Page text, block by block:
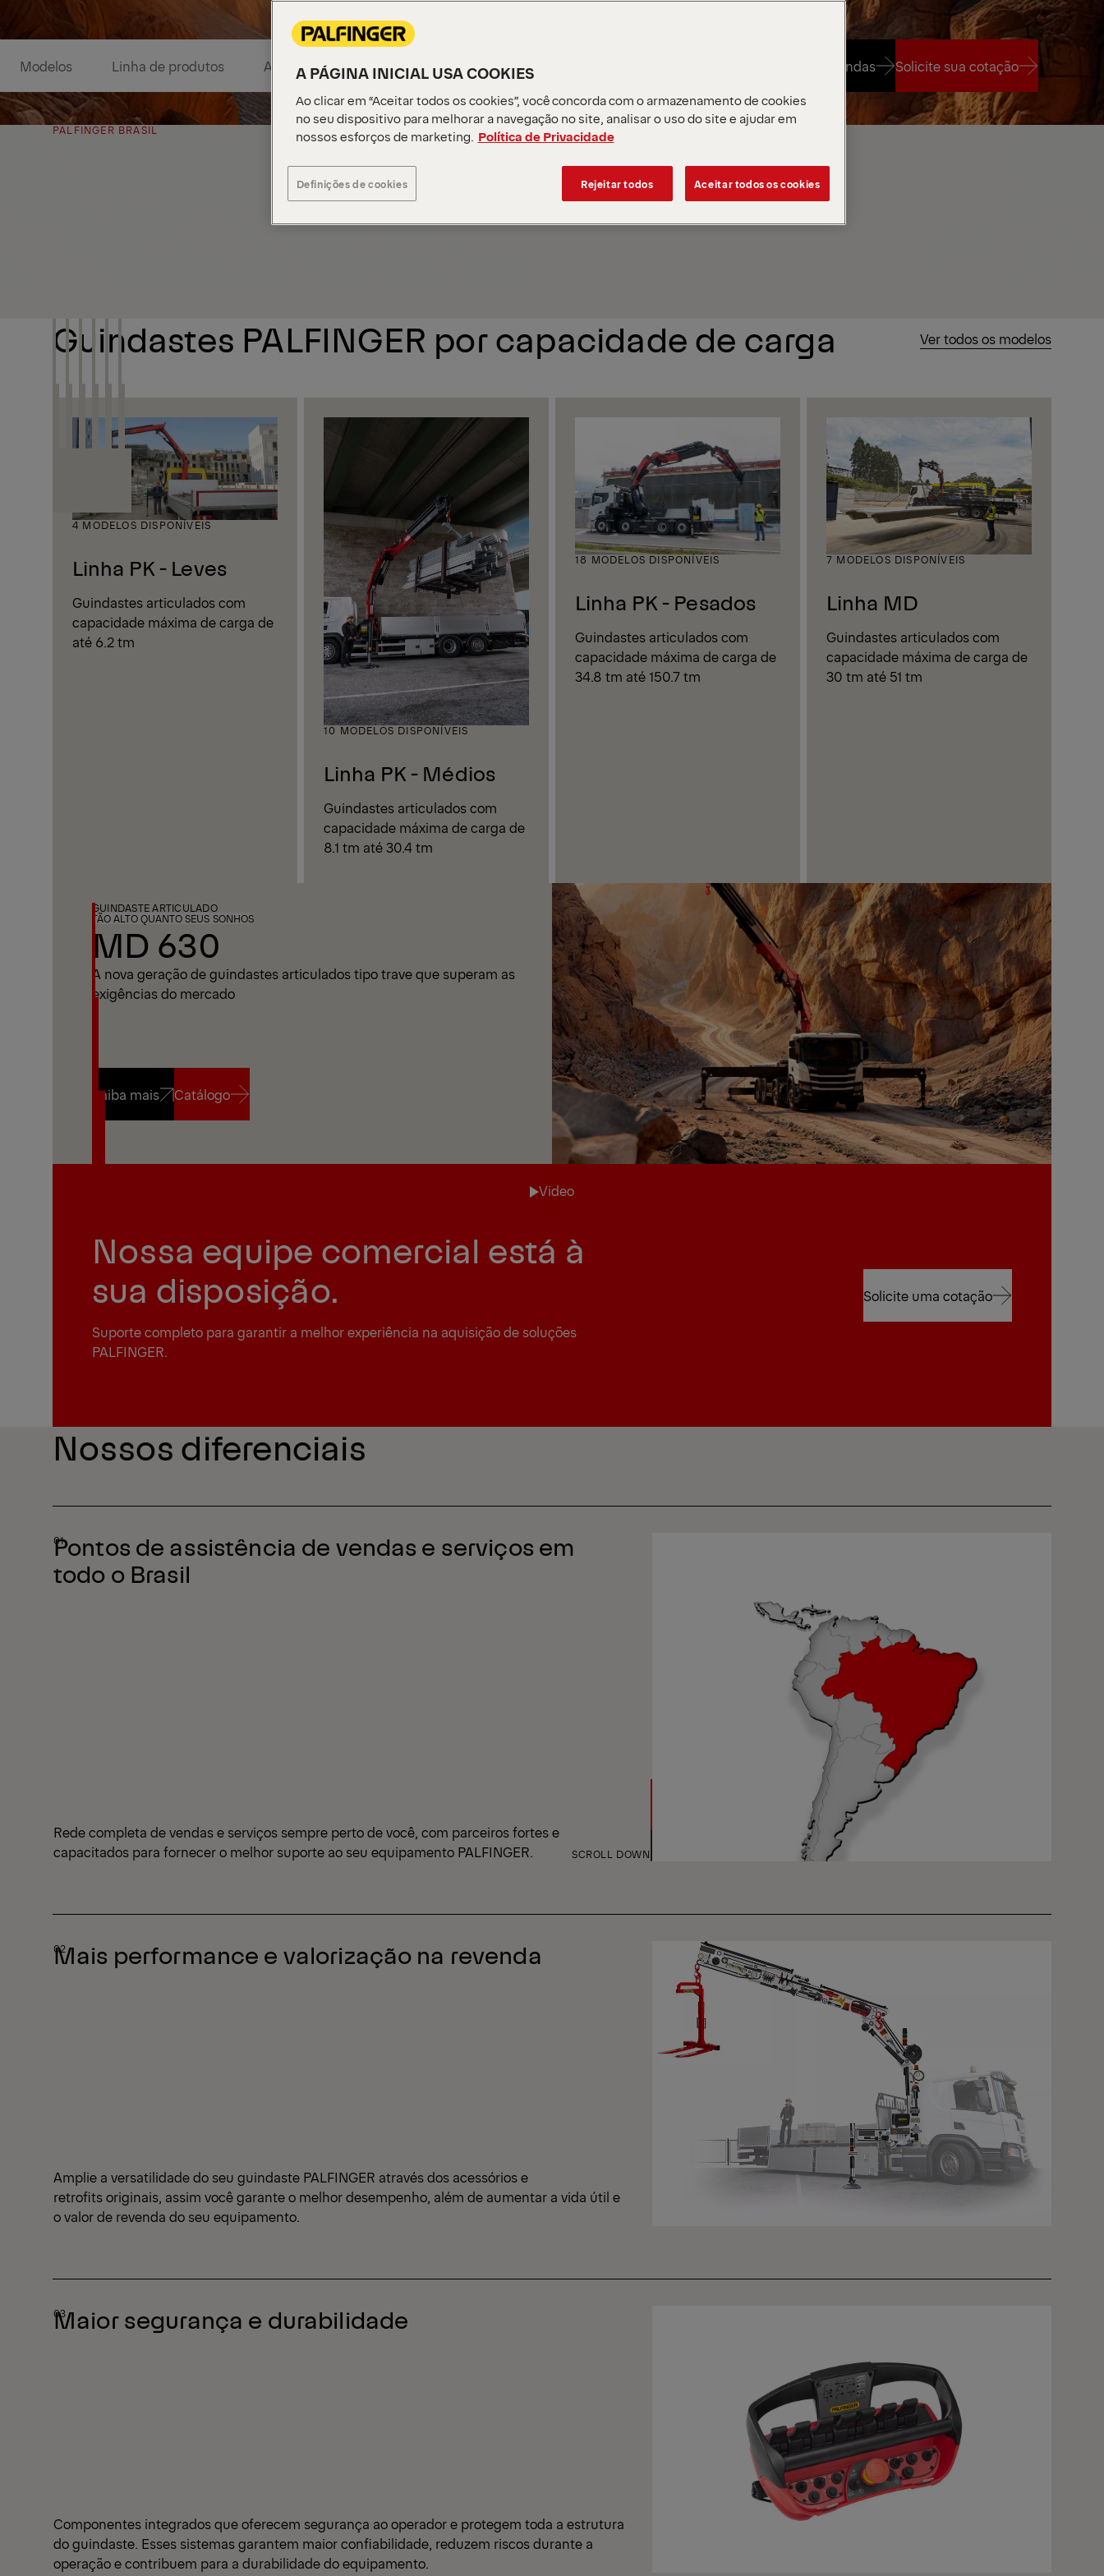
Modelos Linha de produtos Acessórios Financiamento Estudo de Integração Parceiro de vendas
Parceiro de vendas
Solicite sua cotação
Solicite sua cotação
PALFINGER BRASIL
Guindastes PALFINGER por capacidade de carga Ver todos os modelos
4 MODELOS DISPONÍVEIS
Linha PK - Leves
Guindastes articulados com
capacidade máxima de carga de
até 6.2 tm
10 MODELOS DISPONÍVEIS
Linha PK - Médios
Guindastes articulados com
capacidade máxima de carga de
8.1 tm até 30.4 tm
18 MODELOS DISPONÍVEIS
Linha PK - Pesados
Guindastes articulados com
capacidade máxima de carga de
34.8 tm até 150.7 tm
7 MODELOS DISPONÍVEIS
Linha MD
Guindastes articulados com
capacidade máxima de carga de
30 tm até 51 tm
MD 630
GUINDASTE ARTICULADO
TÃO ALTO QUANTO SEUS SONHOS
A nova geração de guindastes articulados tipo trave que superam as
exigências do mercado
Saiba mais Catálogo
Video
Video
Nossa equipe comercial está à
sua disposição.
Suporte completo para garantir a melhor experiência na aquisição de soluções
PALFINGER.
Solicite uma cotação
Nossos diferenciais
Pontos de assistência de vendas e serviços em
todo o Brasil
Rede completa de vendas e serviços sempre perto de você, com parceiros fortes e
capacitados para fornecer o melhor suporte ao seu equipamento PALFINGER.
SCROLL DOWN
Mais performance e valorização na revenda
Amplie a versatilidade do seu guindaste PALFINGER através dos acessórios e
retrofits originais, assim você garante o melhor desempenho, além de aumentar a vida útil e
o valor de revenda do seu equipamento.
Maior segurança e durabilidade
Componentes integrados que oferecem segurança ao operador e protegem toda a estrutura
do guindaste. Esses sistemas garantem maior confiabilidade, reduzem riscos durante a
operação e contribuem para a durabilidade do equipamento.
A PÁGINA INICIAL USA COOKIES
Ao clicar em “Aceitar todos os cookies”, você concorda com o armazenamento de cookies
no seu dispositivo para melhorar a navegação no site, analisar o uso do site e ajudar em
nossos esforços de marketing. Política de Privacidade
Definições de cookies Rejeitar todos Aceitar todos os cookies